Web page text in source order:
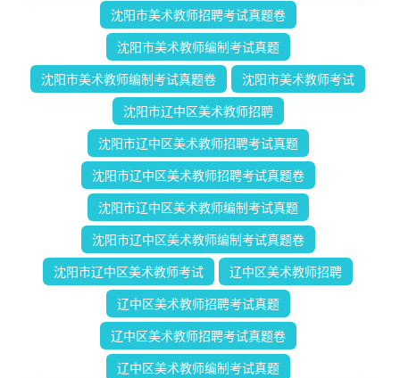
沈阳市美术教师招聘考试真题卷
沈阳市美术教师编制考试真题
沈阳市美术教师编制考试真题卷 沈阳市美术教师考试
沈阳市辽中区美术教师招聘
沈阳市辽中区美术教师招聘考试真题
沈阳市辽中区美术教师招聘考试真题卷
沈阳市辽中区美术教师编制考试真题
沈阳市辽中区美术教师编制考试真题卷
沈阳市辽中区美术教师考试 辽中区美术教师招聘
辽中区美术教师招聘考试真题
辽中区美术教师招聘考试真题卷
辽中区美术教师编制考试真题